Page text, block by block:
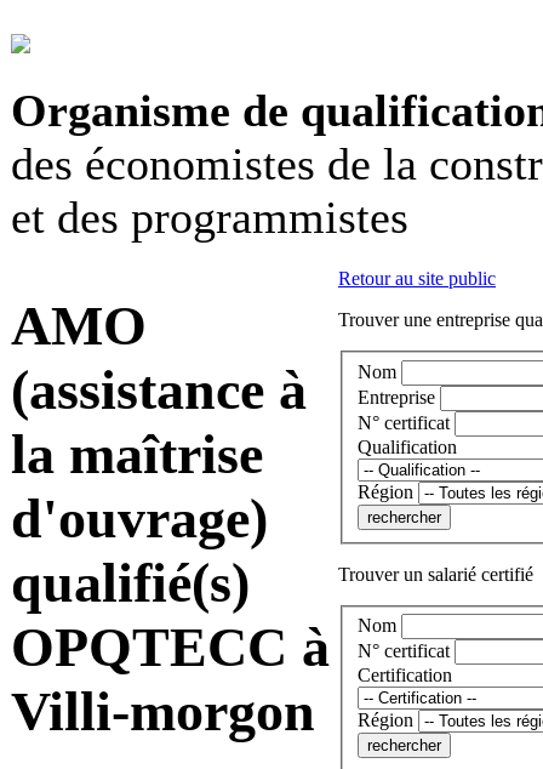
Organisme de
des économistes de la
et des programmistes
AMO
(assistance à
la maîtrise
d'ouvrage)
qualifié(s)
OPQTECC à
Villi-morgon
Retour au site public
Trouver une entreprise
Nom
Entreprise
N° certificat
Qualification
Région
Trouver un salarié certifié
Nom
N° certificat
Certification
Région